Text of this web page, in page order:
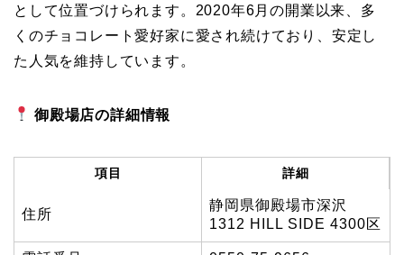
として位置づけられます。2020年6月の開業以来、多
くのチョコレート愛好家に愛され続けており、安定し
た人気を維持しています。
御殿場店の詳細情報
項目 詳細
住所
静岡県御殿場市深沢
1312 HILL SIDE 4300区